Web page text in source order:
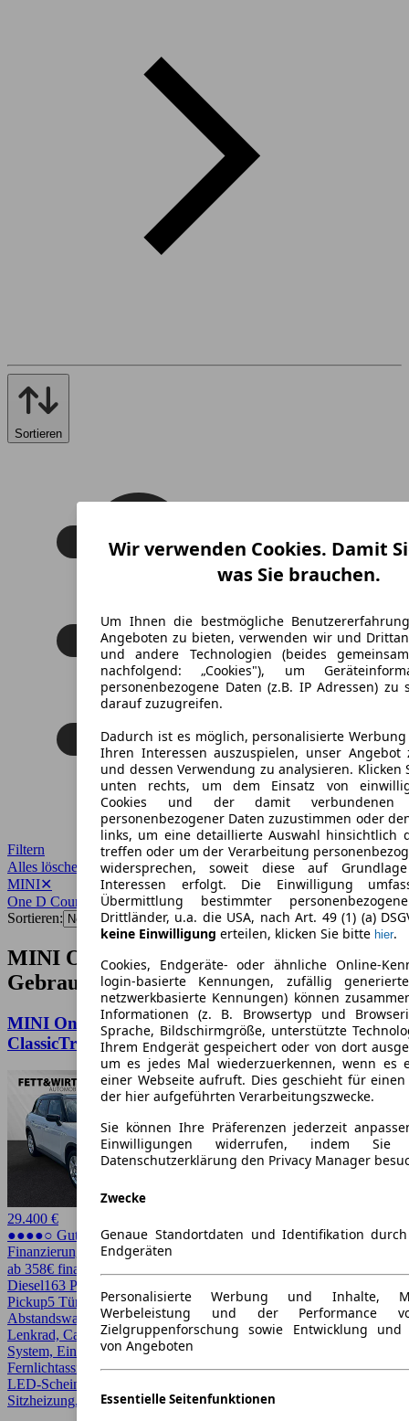
Wir verwenden Cookies. Damit
was Sie brauchen.
Um Ihnen die bestmögliche
Angeboten zu bieten, verwenden wir und
und andere Technologien (beides
nachfolgend: „Cookies"), um
personenbezogene Daten (z.B. IP Adressen) zu
darauf zuzugreifen.
Dadurch ist es möglich, personalisierte
Ihren Interessen auszuspielen, unser Angebot
und dessen Verwendung zu analysieren. Klicken
unten rechts, um dem Einsatz von
Cookies und der damit verbundenen
personenbezogener Daten zuzustimmen oder
links, um eine detaillierte Auswahl hinsichtlich
treffen oder um der Verarbeitung
widersprechen, soweit diese auf
Interessen erfolgt. Die Einwilligung
Übermittlung bestimmter
Drittländer, u.a. die USA, nach Art. 49 (1) (a)
keine Einwilligung erteilen, klicken Sie bitte hier.
Cookies, Endgeräte- oder ähnliche Online-
login-basierte Kennungen, zufällig
netzwerkbasierte Kennungen) können
Informationen (z. B. Browsertyp und
Sprache, Bildschirmgröße, unterstützte
Ihrem Endgerät gespeichert oder von dort
um es jedes Mal wiederzuerkennen, wenn es
einer Webseite aufruft. Dies geschieht für
der hier aufgeführten Verarbeitungszwecke.
Sie können Ihre Präferenzen jederzeit
Einwilligungen widerrufen, indem
Datenschutzerklärung den Privacy Manager
Zwecke
Genaue Standortdaten und Identifikation
Endgeräten
Personalisierte Werbung und Inhalte,
Werbeleistung und der Performance
Zielgruppenforschung sowie Entwicklung und
von Angeboten
Essentielle Seitenfunktionen
Sortieren
Filtern
Alles löschen
MINI✕
One D Countryman✕
Sortieren:
MINI One D Countryman
Gebrauchtwagen-Angebote
MINI One D Countryman Countryman D
ClassicTrim|Head-Up|Harman/Kardon
29.400 €
●●●●○ Guter Preis
Finanzierung möglich
ab 358€ finanzieren ↗
Diesel163 PS (120 kW)
Pickup5 Türen
Abstandswarner, Android Auto, Apple CarPlay, Beheizbares
Lenkrad, CarPlay, Einparkhilfe, Einparkhilfe selbstlenkendes
System, Einparkhilfe Sensoren hinten, Einparkhilfe Sensoren vorne,
Fernlichtassistent, Garantie, Head-up display, HU/AU neu, LED,
LED-Scheinwerfer, Lichtsensor, Regensensor, Scheckheftgepflegt,
Sitzheizung, Totwinkel-Assistent